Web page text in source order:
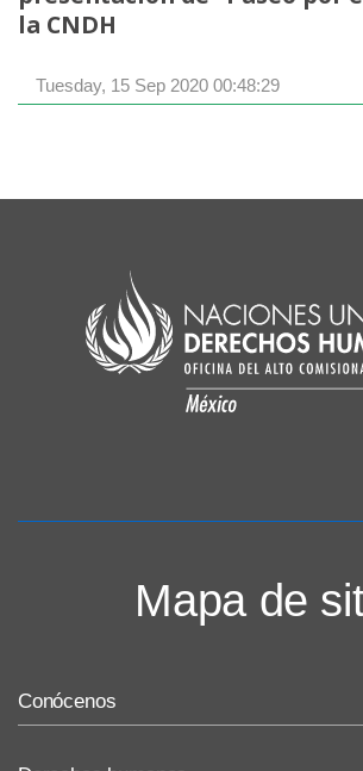
la CNDH
Tuesday, 15 Sep 2020 00:48:29
Mapa de
Conócenos